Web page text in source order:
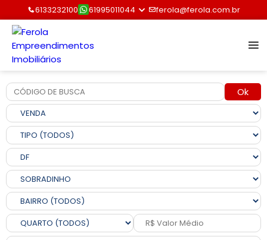
6133232100 61995011044 ferola@ferola.com.br
Ok